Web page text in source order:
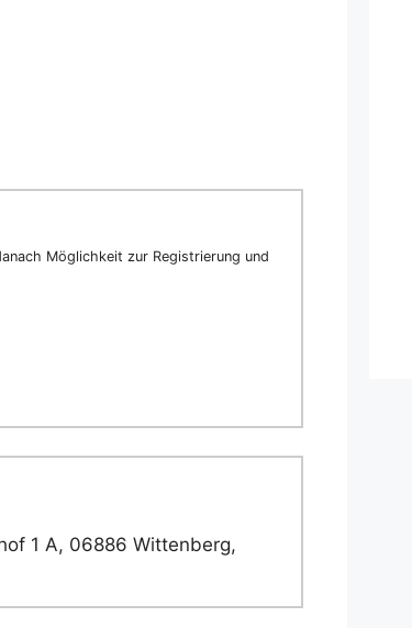
Möglichkeit zur Registrierung und
1 A, 06886 Wittenberg,